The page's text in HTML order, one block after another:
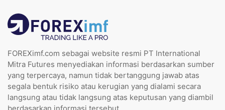
FOREXimf.com sebagai website resmi PT International
Mitra Futures menyediakan informasi berdasarkan sumber
yang terpercaya, namun tidak bertanggung jawab atas
segala bentuk risiko atau kerugian yang dialami secara
langsung atau tidak langsung atas keputusan yang diambil